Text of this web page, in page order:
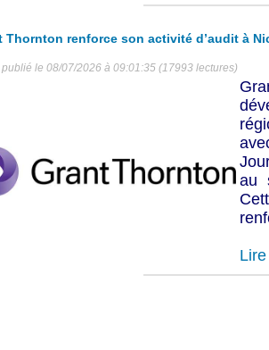
Thornton renforce son activité d’audit à
le 08/07/2026 à 09:01:35 (17993 lectures)
au